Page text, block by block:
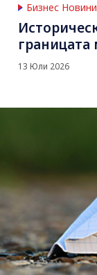
Бизнес Новини
13 Юли 2026